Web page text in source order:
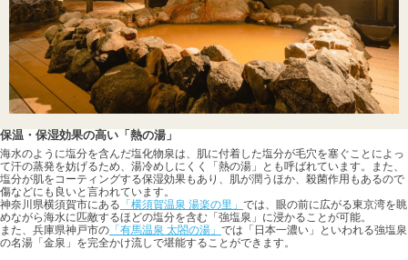
保温・保湿効果の高い「熱の湯」
海水のように塩分を含んだ塩化物泉は、肌に付着した塩分が毛穴を塞ぐことによっ
て汗の蒸発を妨げるため、湯冷めしにくく「熱の湯」とも呼ばれています。また、
塩分が肌をコーティングする保湿効果もあり、肌が潤うほか、殺菌作用もあるので
傷などにも良いと言われています。
神奈川県横須賀市にある 「横須賀温泉 湯楽の里」 では、眼の前に広がる東京湾を眺
めながら海水に匹敵するほどの塩分を含む「強塩泉」に浸かることが可能。
また、兵庫県神戸市の 「有馬温泉 太閤の湯」 では「日本一濃い」といわれる強塩泉
の名湯「金泉」を完全かけ流しで堪能することができます。